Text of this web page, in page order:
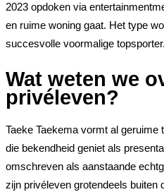
2023 opdoken via
en ruime woning gaat. Het type
succesvolle voormalige topsporter.
Wat weten we
privéleven?
Taeke Taekema vormt al geruime
die bekendheid geniet als
omschreven als aanstaande
zijn privéleven grotendeels buiten